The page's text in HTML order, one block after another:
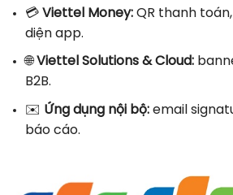
💳 Viettel Money:QR thanh
diện app.
🌐Viettel Solutions & Cloud:
B2B.
✉️ Ứng dụng nội bộ:email
báo cáo.